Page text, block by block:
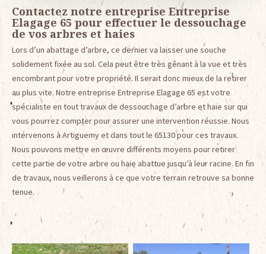
Contactez notre entreprise Entreprise
Elagage 65 pour effectuer le dessouchage
de vos arbres et haies
Lors d’un abattage d’arbre, ce dernier va laisser une souche
solidement fixée au sol. Cela peut être très gênant à la vue et très
encombrant pour votre propriété. Il serait donc mieux de la retirer
au plus vite. Notre entreprise Entreprise Elagage 65 est votre
spécialiste en tout travaux de dessouchage d’arbre et haie sur qui
vous pourrez compter pour assurer une intervention réussie. Nous
intervenons à Artiguemy et dans tout le 65130 pour ces travaux.
Nous pouvons mettre en œuvre différents moyens pour retirer
cette partie de votre arbre ou haie abattue jusqu’à leur racine. En fin
de travaux, nous veillerons à ce que votre terrain retrouve sa bonne
tenue.